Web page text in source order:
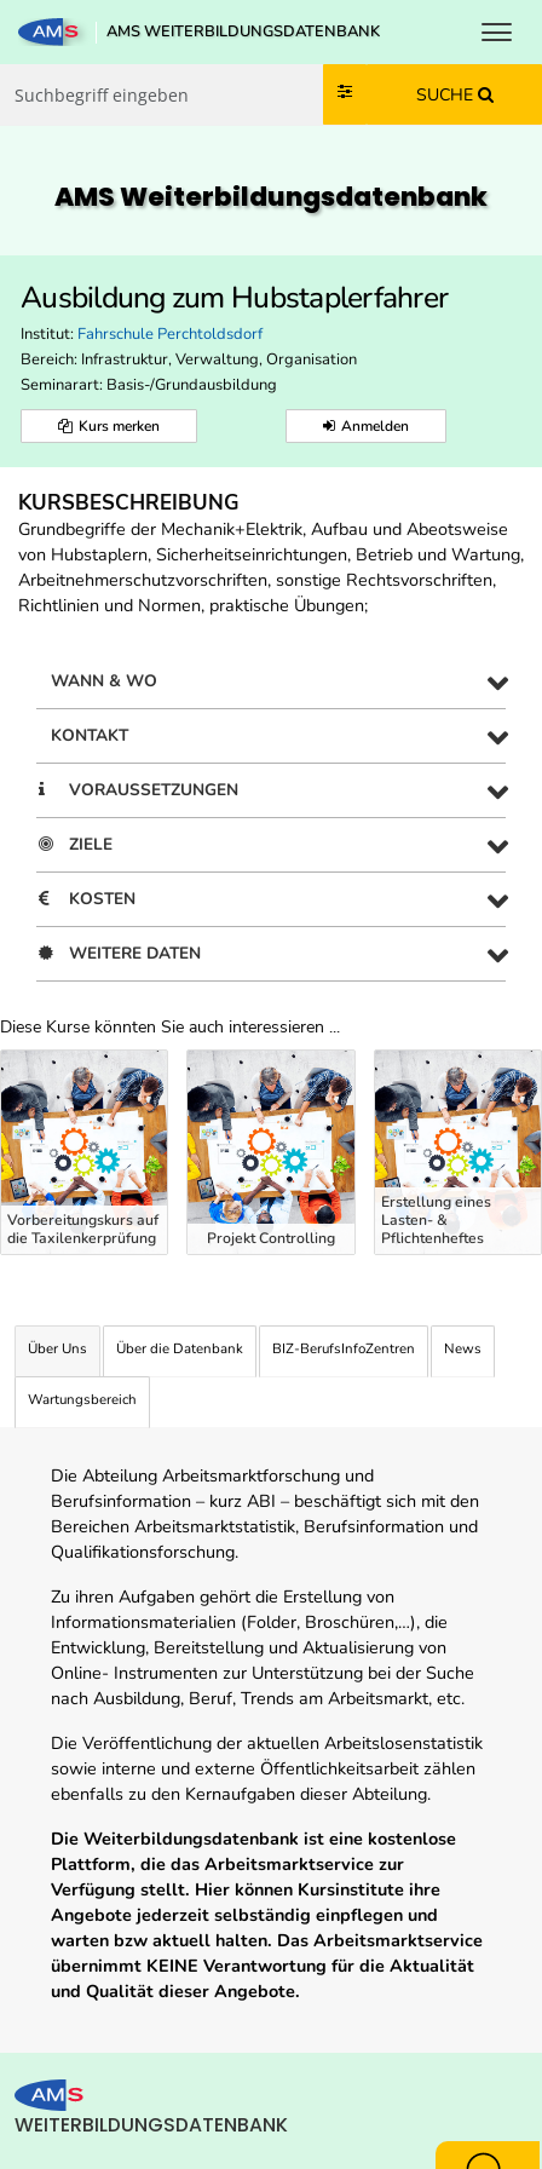
Zum Inhalt springen
Zum Navmenü springen
Zur Suche springen
Zur Footer springen
AMS WEITERBILDUNGSDATENBANK
SUCHE
AMS Weiterbildungs­datenbank
Ausbildung zum Hubstaplerfahrer
Institut: Fahrschule Perchtoldsdorf
Bereich: Infrastruktur, Verwaltung, Organisation
Seminarart: Basis-/Grundausbildung
Kurs merken Anmelden
KURSBESCHREIBUNG
Grundbegriffe der Mechanik+Elektrik, Aufbau und Abeotsweise
von Hubstaplern, Sicherheitseinrichtungen, Betrieb und Wartung,
Arbeitnehmerschutzvorschriften, sonstige Rechtsvorschriften,
Richtlinien und Normen, praktische Übungen;
WANN & WO
KONTAKT
VORAUSSETZUNGEN
ZIELE
KOSTEN
WEITERE DATEN
Diese Kurse könnten Sie auch interessieren ...
Uber Weiterbildungsvorschläge
Vorbereitungskurs auf
die Taxilenkerprüfung
Projekt Controlling
Erstellung eines
Lasten- &
Pflichtenheftes
Über Uns Über die Datenbank BIZ-BerufsInfoZentren News
Wartungsbereich
Die Abteilung Arbeitsmarktforschung und
Berufsinformation – kurz ABI – beschäftigt sich mit den
Bereichen Arbeitsmarktstatistik, Berufsinformation und
Qualifikationsforschung.
Zu ihren Aufgaben gehört die Erstellung von
Informationsmaterialien (Folder, Broschüren,…), die
Entwicklung, Bereitstellung und Aktualisierung von
Online- Instrumenten zur Unterstützung bei der Suche
nach Ausbildung, Beruf, Trends am Arbeitsmarkt, etc.
Die Veröffentlichung der aktuellen Arbeitslosenstatistik
sowie interne und externe Öffentlichkeitsarbeit zählen
ebenfalls zu den Kernaufgaben dieser Abteilung.
Die Weiterbildungsdatenbank ist eine kostenlose
Plattform, die das Arbeitsmarktservice zur
Verfügung stellt. Hier können Kursinstitute ihre
Angebote jederzeit selbständig einpflegen und
warten bzw aktuell halten. Das Arbeitsmarktservice
übernimmt KEINE Verantwortung für die Aktualität
und Qualität dieser Angebote.
WEITERBILDUNGSDATENBANK